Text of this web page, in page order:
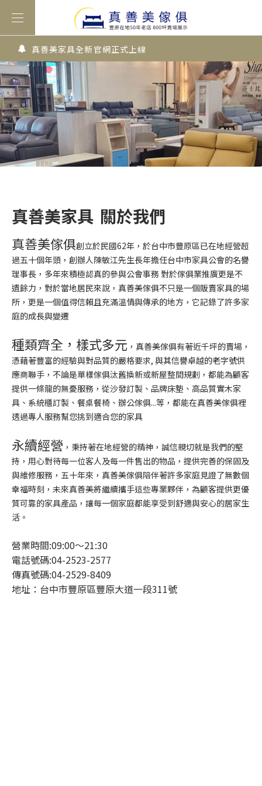
真善美家具全新官網正式上線
真善美家具 關於我們
真善美傢俱創立於民國62年，於台中市豐原區已在地經營超
過五十個年頭，創辦人陳敏江先生長年擔任台中市家具公會的名譽
理事長，多年來積極認真的參與公會事務 對於傢俱業推廣更是不
遺餘力，對於當地居民來說，真善美傢俱不只是一個販賣家具的場
所，更是一個值得信賴且充滿溫情與傳承的地方，它記錄了許多家
庭的成長與變遷
種類齊全，樣式多元 ，真善美傢俱有著近千坪的賣場，
憑藉著豐富的經驗與對品質的嚴格要求, 與其信譽卓越的老字號供
應商聯手，不論是單樣傢俱汰舊換新或新屋整間規劃，都能為顧客
提供一條龍的無憂服務，從沙發訂製、品牌床墊、高品質實木家
具、系統櫃訂製、餐桌餐椅、辦公傢俱...等，都能在真善美傢俱裡
透過專人服務幫您挑到適合您的家具
永續經營 ，秉持著在地經營的精神，誠信親切就是我們的堅
持，用心對待每一位客人及每一件售出的物品，提供完善的保固及
與維修服務，五十年來，真善美傢俱陪伴著許多家庭見證了無數個
幸福時刻，未來真善美將繼續攜手這些專業夥伴，為顧客提供更優
質可靠的家具產品，讓每一個家庭都能享受到舒適與安心的居家生
活。
營業時間:09:00～21:30
電話號碼:04-2523-2577
傳真號碼:04-2529-8409
地址：台中市豐原區豐原大道一段311號